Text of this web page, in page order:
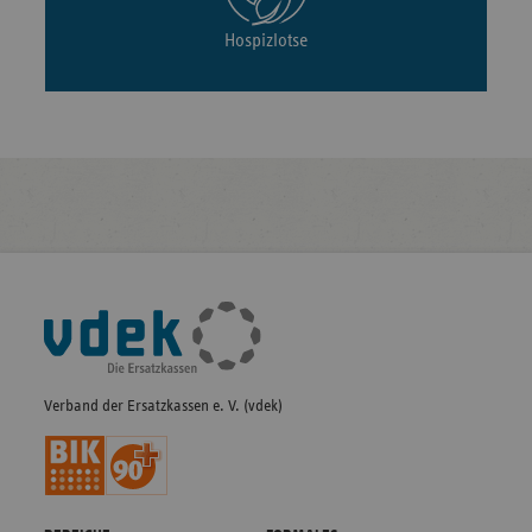
Hospizlotse
Fußleisten-
Navigation
Verband der Ersatzkassen e. V. (vdek)